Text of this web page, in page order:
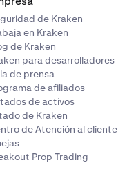
de Kraken
en Kraken
de Kraken
para desarrolladores
de prensa
de afiliados
de activos
de Kraken
de Atención al cliente
Prop Trading